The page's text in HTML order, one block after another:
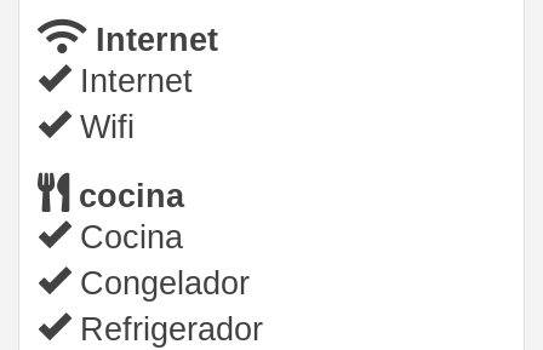
Internet
Internet
Wifi
cocina
Cocina
Congelador
Refrigerador